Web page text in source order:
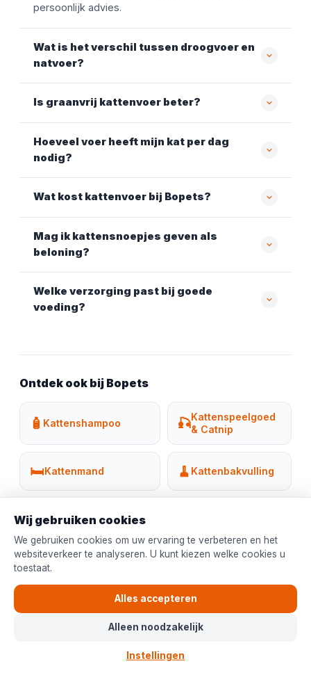
persoonlijk advies.
Wat is het verschil tussen droogvoer en
natvoer?
Is graanvrij kattenvoer beter?
Hoeveel voer heeft mijn kat per dag
nodig?
Wat kost kattenvoer bij Bopets?
Mag ik kattensnoepjes geven als
beloning?
Welke verzorging past bij goede
voeding?
Ontdek ook bij Bopets
🧴 Kattenshampoo 🎣Kattenspeelgoed
& Catnip
🛏️Kattenmand 🧹 Kattenbakvulling
🥣Eet- & drinkbakken
🦁 Krabpaal Maine
Coon
Alle
kattenbenodigdheden
🐶
Wij gebruiken cookies
We gebruiken cookies om uw ervaring te verbeteren en het
websiteverkeer te analyseren. U kunt kiezen welke cookies u
toestaat.
Alles accepteren
Alleen noodzakelijk
Instellingen